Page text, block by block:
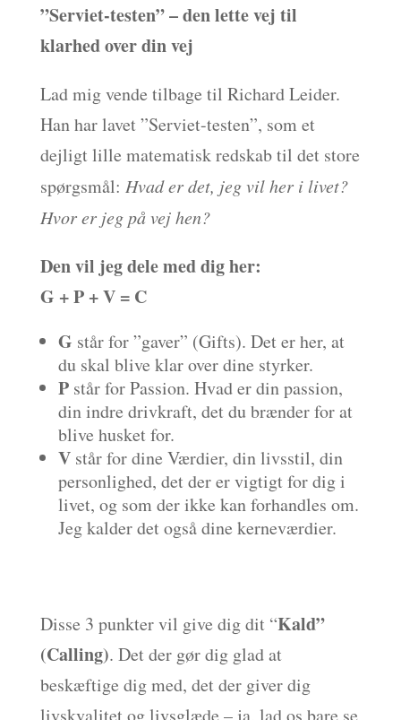
”Serviet-testen” – den lette vej til
klarhed over din vej
Lad mig vende tilbage til Richard Leider.
Han har lavet ”Serviet-testen”, som et
dejligt lille matematisk redskab til det store
spørgsmål: Hvad er det, jeg vil her i livet?
Hvor er jeg på vej hen?
Den vil jeg dele med dig her:
G + P + V = C
G står for ”gaver” (Gifts). Det er her, at
du skal blive klar over dine styrker.
P står for Passion. Hvad er din passion,
din indre drivkraft, det du brænder for at
blive husket for.
Vstår for dine Værdier, din livsstil, din
personlighed, det der er vigtigt for dig i
livet, og som der ikke kan forhandles om.
Jeg kalder det også dine kerneværdier.
Disse 3 punkter vil give dig dit “Kald”
(Calling). Det der gør dig glad at
beskæftige dig med, det der giver dig